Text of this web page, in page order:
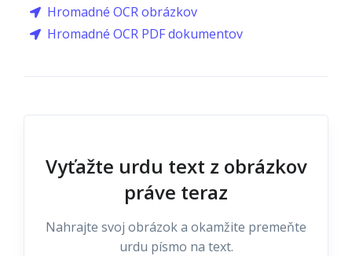
Hromadné OCR obrázkov
Hromadné OCR PDF dokumentov
Vyťažte urdu text z obrázkov
práve teraz
Nahrajte svoj obrázok a okamžite premeňte
urdu písmo na text.